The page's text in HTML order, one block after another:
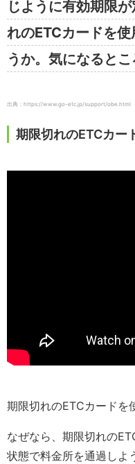
じように有効期限
れのETCカードを
うか。気になるとこ
出典：https://www.go-etc.jp/support/obe.html
期限切れのETCカー
期限切れのETCカードを
なぜなら、期限切れの
状態で料金所を通過しよ